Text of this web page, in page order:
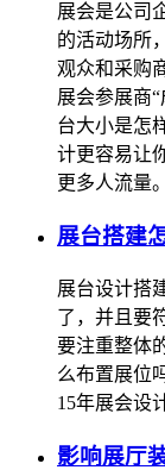
展会是公司
的活动场所
观众和采购
展会参展商
台大小是怎
计更容易让
更多人流量。
展台搭建
展台设计搭
了，并且要
要注重整体
么布置展位
15年展会设
影响展厅